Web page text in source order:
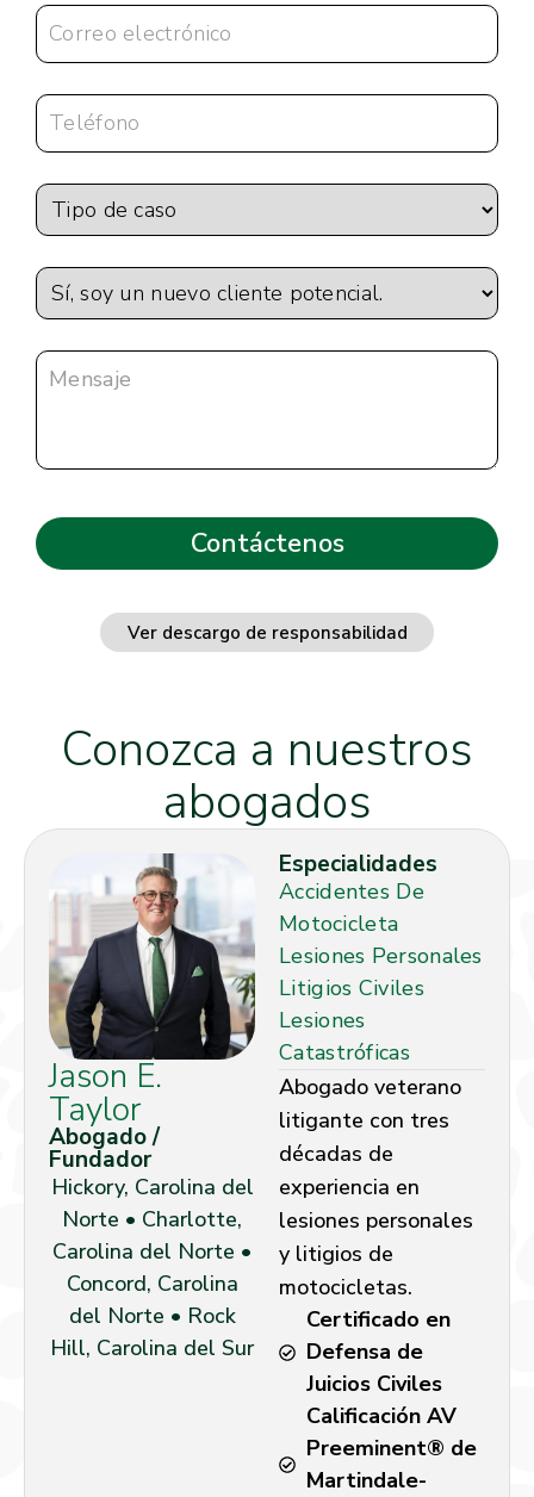
Ver descargo de responsabilidad
Conozca a nuestros
abogados
Jason E.
Taylor
Abogado /
Fundador
Hickory, Carolina del
Norte • Charlotte,
Carolina del Norte •
Concord, Carolina
del Norte • Rock
Hill, Carolina del Sur
Especialidades
Accidentes De
Motocicleta
Lesiones Personales
Litigios Civiles
Lesiones
Catastróficas
Abogado veterano
litigante con tres
décadas de
experiencia en
lesiones personales
y litigios de
motocicletas.
Certificado en
Defensa de
Juicios Civiles
Calificación AV
Preeminent® de
Martindale-